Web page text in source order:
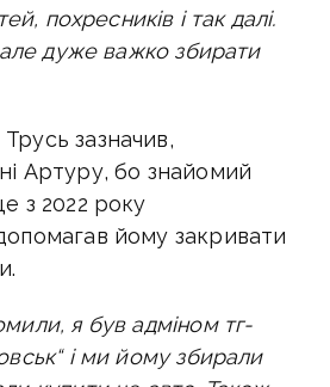
похресників і так далі.
але дуже важко збирати
зазначив,
Артуру, бо знайомий
з 2022 року
йому закривати
я був адміном тг-
і ми йому збирали